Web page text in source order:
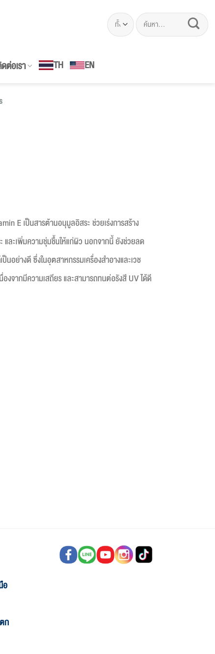
ค้นหา:
ต่อเรา TH EN
E เป็นสารต้านอนุมูลอิสระ ช่วยเร่งการสร้าง
ละเพิ่มความชุ่มชื้นให้แก่ผิว นอกจากนี้ ยังช่วยลด
นอย่างดี ซึ่งในอุตสาหกรรมเครื่องสำอางและเวช
งจากมีความเสถียร และสามารถทนต่อรังสี UV ได้ดี
อ
ก